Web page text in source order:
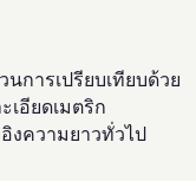
การเปรียบเทียบด้วย
อียดเมตริก
งความยาวทั่วไป